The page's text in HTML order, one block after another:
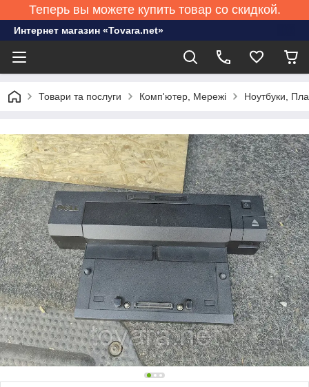
Теперь вы можете купить товар со скидкой.
Интернет магазин «Tovara.net»
Товари та послуги Комп'ютер, Мережі Ноутбуки,